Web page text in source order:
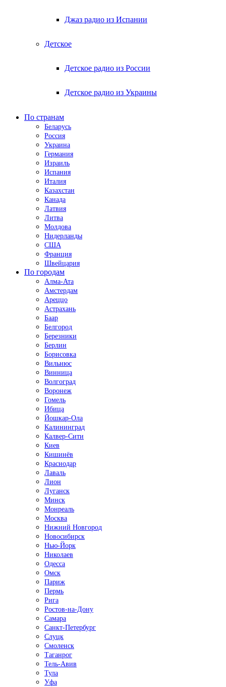
Джаз радио из Испании
Детское
Детское радио из России
Детское радио из Украины
По странам
Беларусь
Россия
Украина
Германия
Израиль
Испания
Италия
Казахстан
Канада
Латвия
Литва
Молдова
Нидерланды
США
Франция
Швейцария
По городам
Алма-Ата
Амстердам
Ареццо
Астрахань
Баар
Белгород
Березники
Берлин
Борисовка
Вильнюс
Винница
Волгоград
Воронеж
Гомель
Ибица
Йошкар-Ола
Калининград
Калвер-Сити
Киев
Кишинёв
Краснодар
Лаваль
Лион
Луганск
Минск
Монреаль
Москва
Нижний Новгород
Новосибирск
Нью-Йорк
Николаев
Одесса
Омск
Париж
Пермь
Рига
Ростов-на-Дону
Самара
Санкт-Петербург
Слуцк
Смоленск
Таганрог
Тель-Авив
Тула
Уфа